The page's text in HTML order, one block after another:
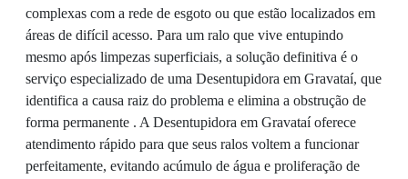
complexas com a rede de esgoto ou que estão localizados em
áreas de difícil acesso. Para um ralo que vive entupindo
mesmo após limpezas superficiais, a solução definitiva é o
serviço especializado de uma Desentupidora em Gravataí, que
identifica a causa raiz do problema e elimina a obstrução de
forma permanente . A Desentupidora em Gravataí oferece
atendimento rápido para que seus ralos voltem a funcionar
perfeitamente, evitando acúmulo de água e proliferação de